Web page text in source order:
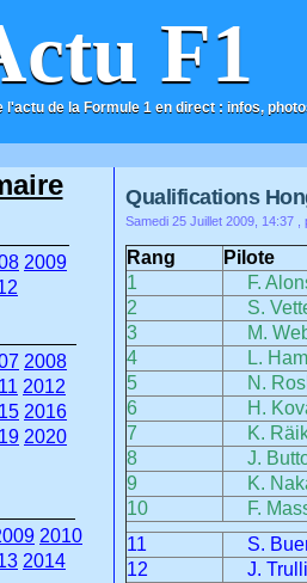
F1
l'actu de la Formule 1 en direct : infos,
Qualifications
Samedi 25 Juillet 2009, 14:37 ,
Rang Pilote
1
F.
2
S.
3
M.
4
L.
5
N.
6
H.
7
K.
8
J.
9
K.
10
F.
11
S.
12
J. Trulli
2009
2008
2012
2016
2020
2010
2014